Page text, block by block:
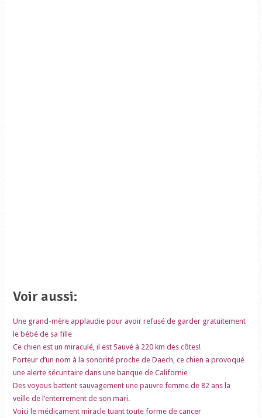
Voir aussi:
Une grand-mère applaudie pour avoir refusé de garder gratuitement
le bébé de sa fille
Ce chien est un miraculé, il est Sauvé à 220 km des côtes!
Porteur d’un nom à la sonorité proche de Daech, ce chien a provoqué
une alerte sécuritaire dans une banque de Californie
Des voyous battent sauvagement une pauvre femme de 82 ans la
veille de l’enterrement de son mari.
Voici le médicament miracle tuant toute forme de cancer